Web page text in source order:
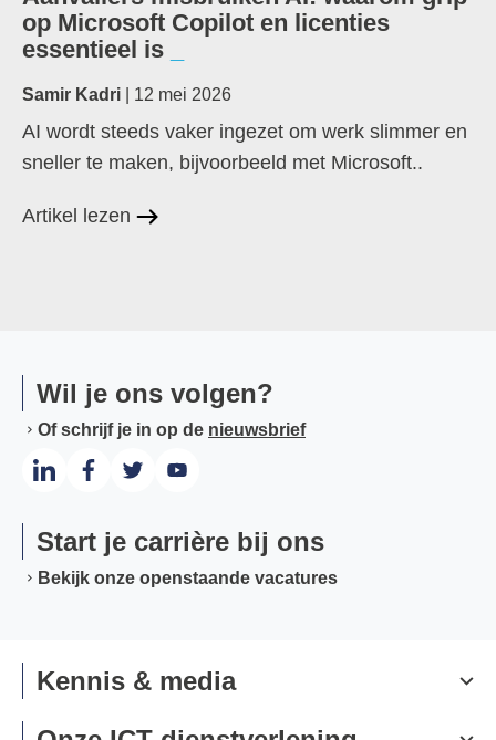
op Microsoft Copilot en licenties
essentieel is
Samir Kadri | 12 mei 2026
AI wordt steeds vaker ingezet om werk slimmer en
sneller te maken, bijvoorbeeld met Microsoft..
Artikel lezen
Wil je ons volgen?
Of schrijf je in op de nieuwsbrief
Start je carrière bij ons
Bekijk onze openstaande vacatures
Kennis & media